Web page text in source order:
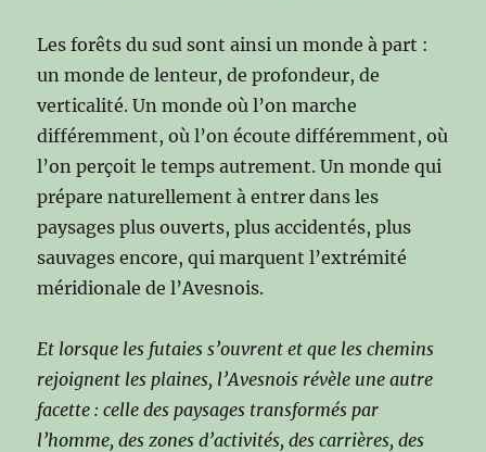
Les forêts du sud sont ainsi un monde à part :
un monde de lenteur, de profondeur, de
verticalité. Un monde où l’on marche
différemment, où l’on écoute différemment, où
l’on perçoit le temps autrement. Un monde qui
prépare naturellement à entrer dans les
paysages plus ouverts, plus accidentés, plus
sauvages encore, qui marquent l’extrémité
méridionale de l’Avesnois.
Et lorsque les futaies s’ouvrent et que les chemins
rejoignent les plaines, l’Avesnois révèle une autre
facette : celle des paysages transformés par
l’homme, des zones d’activités, des carrières, des